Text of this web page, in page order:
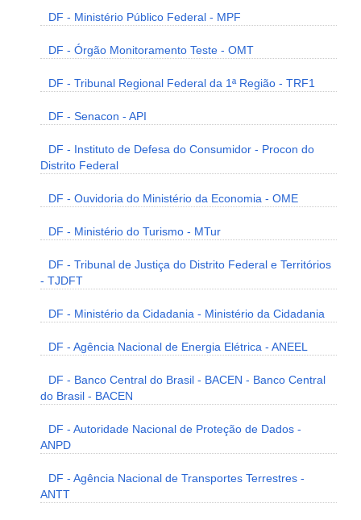
DF - Ministério Público Federal - MPF
DF - Órgão Monitoramento Teste - OMT
DF - Tribunal Regional Federal da 1ª Região - TRF1
DF - Senacon - API
DF - Instituto de Defesa do Consumidor - Procon do
Distrito Federal
DF - Ouvidoria do Ministério da Economia - OME
DF - Ministério do Turismo - MTur
DF - Tribunal de Justiça do Distrito Federal e Territórios
- TJDFT
DF - Ministério da Cidadania - Ministério da Cidadania
DF - Agência Nacional de Energia Elétrica - ANEEL
DF - Banco Central do Brasil - BACEN - Banco Central
do Brasil - BACEN
DF - Autoridade Nacional de Proteção de Dados -
ANPD
DF - Agência Nacional de Transportes Terrestres -
ANTT